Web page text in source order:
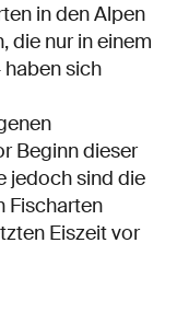
in den Alpen
die nur in einem
sich
Beginn dieser
jedoch sind die
Fischarten
Eiszeit vor